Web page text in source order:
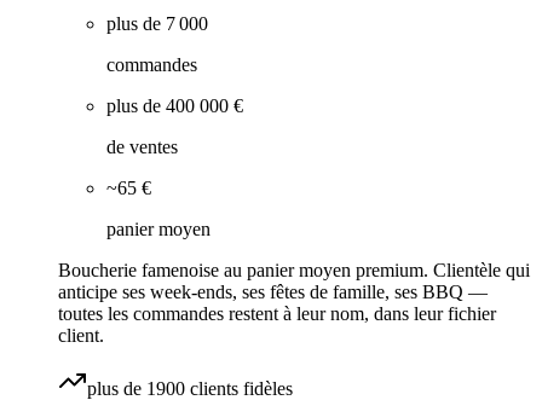
plus de 7 000
commandes
plus de 400 000 €
de ventes
~65 €
panier moyen
Boucherie famenoise au panier moyen premium. Clientèle qui
anticipe ses week-ends, ses fêtes de famille, ses BBQ —
toutes les commandes restent à leur nom, dans leur fichier
client.
plus de 1900 clients fidèles